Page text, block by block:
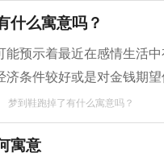
什么寓意吗？
能预示着最近在感情生活
济条件较好或是对金钱期
梦到鞋跑掉了有什么寓意吗？
寓意